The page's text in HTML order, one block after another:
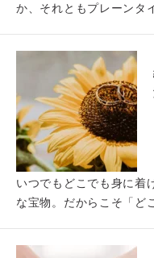
か、それともプレーンタ
いつでもどこでも身に着
な宝物。だからこそ「ど